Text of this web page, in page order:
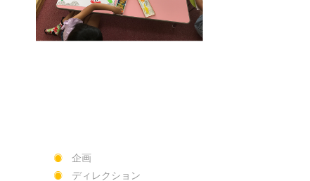
企画
ディレクション